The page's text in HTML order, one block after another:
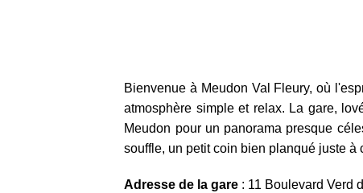
Bienvenue à Meudon Val Fleury, où
atmosphère simple et relax. La gare,
Meudon pour un panorama presque
souffle, un petit coin bien planqué juste à
Adresse de la gare : 11 Boulevard Verd